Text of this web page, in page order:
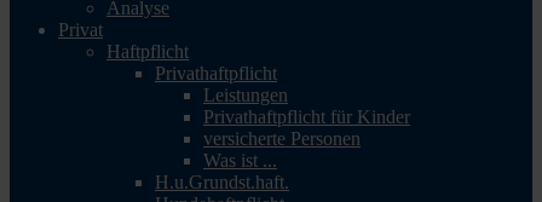
Analyse
Privat
Haftpflicht
Privathaftpflicht
Leistungen
Privathaftpflicht für Kinder
versicherte Personen
Was ist ...
H.u.Grundst.haft.